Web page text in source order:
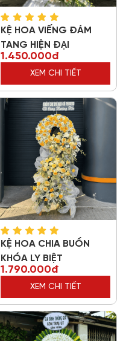
KỆ HOA VIẾNG ĐÁM
TANG HIỆN ĐẠI
1.450.000đ
XEM CHI TIẾT
KỆ HOA CHIA BUỒN
KHÓA LY BIỆT
1.790.000đ
XEM CHI TIẾT